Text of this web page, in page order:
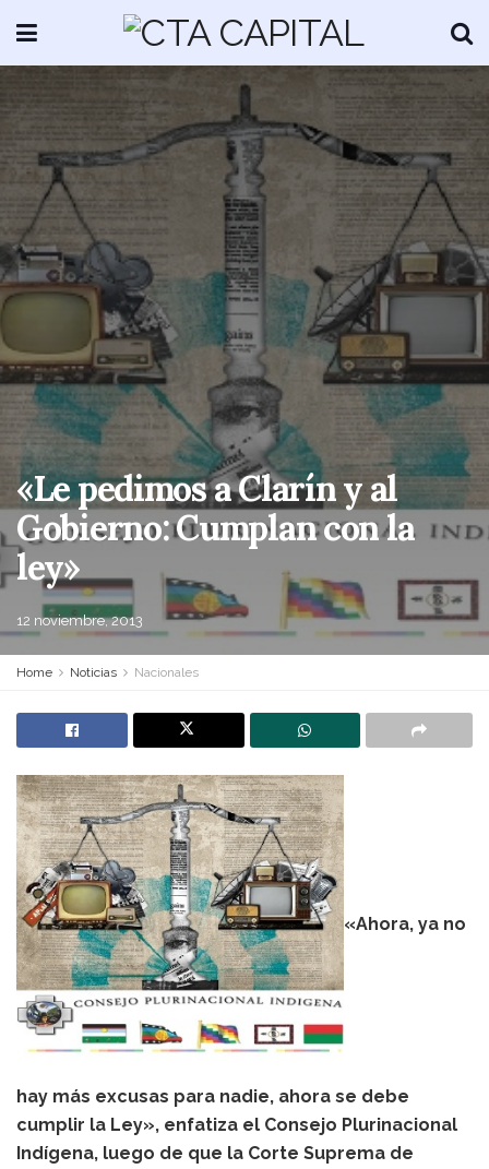
«Le pedimos a Clarín y al
Gobierno: Cumplan con la
ley»
12 noviembre, 2013
Home Noticias Nacionales
«Ahora, ya no
hay más excusas para nadie, ahora se debe
cumplir la Ley», enfatiza el Consejo Plurinacional
Indígena, luego de que la Corte Suprema de